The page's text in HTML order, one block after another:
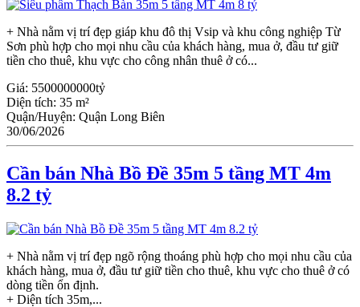
+ Nhà nằm vị trí đẹp giáp khu đô thị Vsip và khu công nghiệp Từ
Sơn phù hợp cho mọi nhu cầu của khách hàng, mua ở, đầu tư giữ
tiền cho thuê, khu vực cho công nhân thuê ở có...
Giá: 5500000000tỷ
Diện tích: 35 m²
Quận/Huyện: Quận Long Biên
30/06/2026
Cần bán Nhà Bồ Đề 35m 5 tầng MT 4m
8.2 tỷ
+ Nhà nằm vị trí đẹp ngõ rộng thoáng phù hợp cho mọi nhu cầu của
khách hàng, mua ở, đầu tư giữ tiền cho thuê, khu vực cho thuê ở có
dòng tiền ổn định.
+ Diện tích 35m,...